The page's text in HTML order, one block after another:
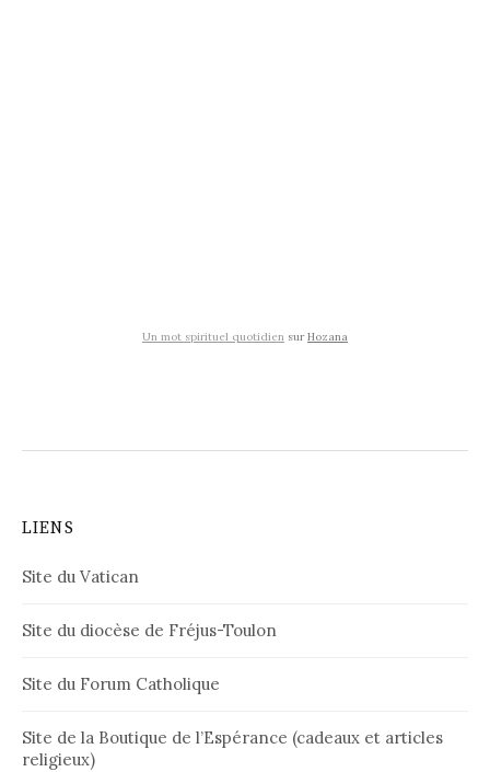
Un mot spirituel quotidien surHozana
LIENS
Site du Vatican
Site du diocèse de Fréjus-Toulon
Site du Forum Catholique
Site de la Boutique de l’Espérance (cadeaux et articles
religieux)